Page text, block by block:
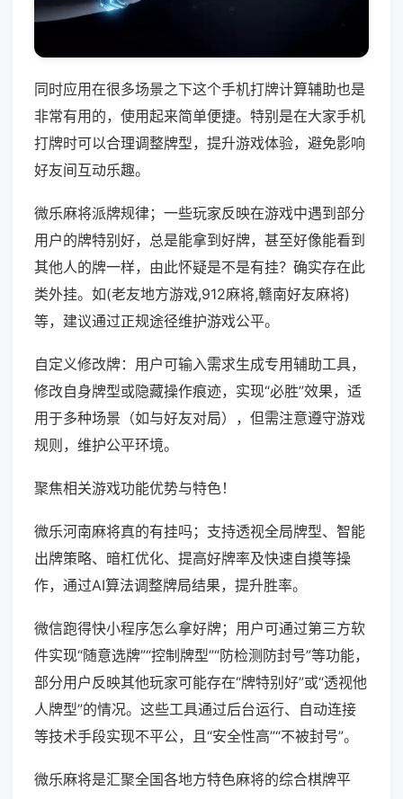
同时应用在很多场景之下这个手机打牌计算辅助也是
非常有用的，使用起来简单便捷。特别是在大家手机
打牌时可以合理调整牌型，提升游戏体验，避免影响
好友间互动乐趣。
微乐麻将派牌规律；一些玩家反映在游戏中遇到部分
用户的牌特别好，总是能拿到好牌，甚至好像能看到
其他人的牌一样，由此怀疑是不是有挂？确实存在此
类外挂。如(老友地方游戏,912麻将,赣南好友麻将)
等，建议通过正规途径维护游戏公平。
自定义修改牌：用户可输入需求生成专用辅助工具，
修改自身牌型或隐藏操作痕迹，实现“必胜”效果，适
用于多种场景（如与好友对局），但需注意遵守游戏
规则，维护公平环境。
聚焦相关游戏功能优势与特色！
微乐河南麻将真的有挂吗；支持透视全局牌型、智能
出牌策略、暗杠优化、提高好牌率及快速自摸等操
作，通过AI算法调整牌局结果，提升胜率。
微信跑得快小程序怎么拿好牌；用户可通过第三方软
件实现“随意选牌”“控制牌型”“防检测防封号”等功能，
部分用户反映其他玩家可能存在“牌特别好”或“透视他
人牌型”的情况。这些工具通过后台运行、自动连接
等技术手段实现不平公，且“安全性高”“不被封号”。
微乐麻将是汇聚全国各地方特色麻将的综合棋牌平